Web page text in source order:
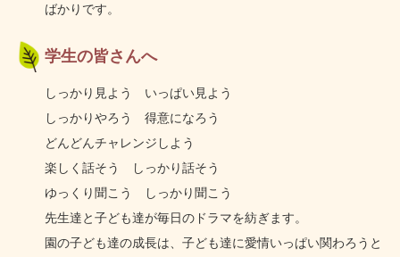
ばかり です。
学生の皆さんへ
しっかり見よう いっぱい見よう
しっかりやろう 得意になろう
どんどんチャレンジしよう
楽しく話そう しっかり話そう
ゆっくり聞こう しっかり聞こう
先生達と子ども達が毎日のドラマを紡ぎます。
園の子ども達の成長は、子ども達に愛情いっぱい関わろうと